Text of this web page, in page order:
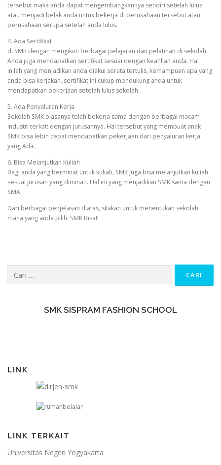
tersebut maka anda dapat mengembangkannya sendiri setelah lulus
atau menjadi belak anda untuk bekerja di perusahaan tersebut atau
perusahaan serupa setelah anda lulus.
4. Ada Sertifikat
di SMK dengan mengikuti berbagai pelajaran dan pelatihan di sekolah,
Anda juga mendapatkan sertifikat sesuai dengan keahlian anda. Hal
inilah yang menjadikan anda diakui serata tertulis, kemampuan apa yang
anda bisa kerjakan. sertifikat ini cukup mendukung anda untuk
mendapatkan pekerjaan setelah lulus sekolah.
5. Ada Penyaluran Kerja
Sekolah SMK biasanya telah bekerja sama dengan berbagai macam
industri terkait dengan jurusannya. Hal tersebut yang membuat anak
SMK bisa lebih cepat mendapatkan pekerjaan dari penyaluran kerja
yang Ada.
6. Bisa Melanjutkan Kuliah
Bagi anda yang berminat untuk kuliah, SMK juga bisa melanjutkan kuliah
sesuai jurusan yang diminati. Hal ini yang menjadikan SMK sama dengan
SMA.
Dari berbagai penjelasan diatas, silakan untuk menentukan sekolah
mana yang anda pilih. SMK Bisa!!
SMK SISPRAM FASHION SCHOOL
LINK
LINK TERKAIT
Universitas Negeri Yogyakarta